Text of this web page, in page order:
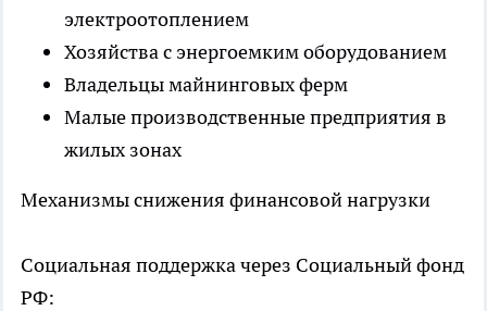
электроотоплением
Хозяйства с энергоемким оборудованием
Владельцы майнинговых ферм
Малые производственные предприятия в
жилых зонах
Механизмы снижения финансовой нагрузки
Социальная поддержка через Социальный фонд
РФ: